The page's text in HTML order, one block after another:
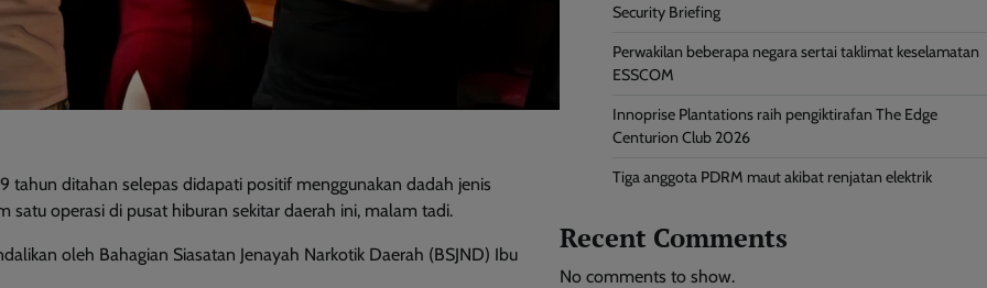
tahun ditahan selepas didapati positif menggunakan dadah jenis
operasi di pusat hiburan sekitar daerah ini, malam tadi.
oleh Bahagian Siasatan Jenayah Narkotik Daerah (BSJND) Ibu
Security Briefing
Perwakilan beberapa negara sertai taklimat keselamatan
ESSCOM
Innoprise Plantations raih pengiktirafan The Edge
Centurion Club 2026
Tiga anggota PDRM maut akibat renjatan elektrik
Recent Comments
No comments to show.